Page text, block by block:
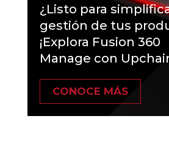
¿Listo para
gestión de tus
¡Explora Fusion 360
Manage con
CONOCE MÁS